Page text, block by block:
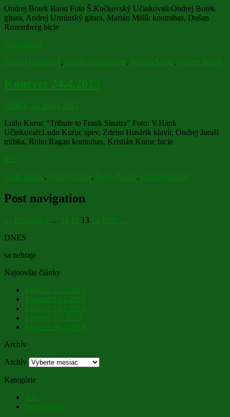
Ondrej Botek Band Foto Š.Kučkovský Učinkovali:Ondrej Botek
gitara, Andrej Urminský gitara, Marián Mišík kontrabas, Dušan
Rozemberg bicie
Nezaradené
Andrej Urminský, Dušan Rozemberg, Marián Mišík, Ondrej Botek
Koncert 24.4.2015
JaPiKu 24. apríla 2015
Ludo Kuruc “Tribute to Frank Sinatra” Foto: V.Hank
Učinkovali:Ludo Kuruc spev, Zdeno Husárik klavír, Ondrej Juraši
trúbka, Robo Ragan kontrabas, Kristián Kuruc bicie
Jazz
Ludo Kuruc, Ondrej Juraši, Robo Ragan, Zdeno Husárik
Post navigation
← Previous 1 … 11 12 13 14 Next →
DNES
sa nehraje
Najnovšie články
Koncert 21.6.2019
Koncert 14.6.2019
Koncert 24.5.2019
Koncert 3.5.2019
Koncert 20.4.2019
Archív
Archív
Kategórie
Jazz
Nezaradené